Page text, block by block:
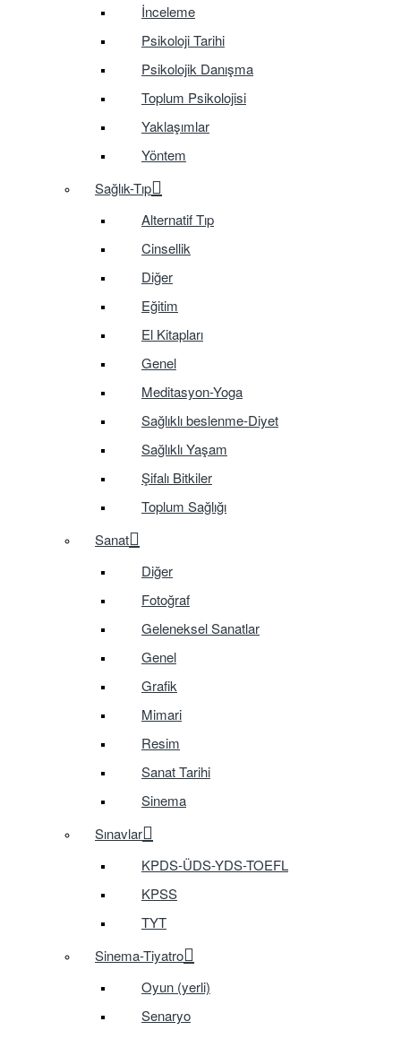
İnceleme
Psikoloji Tarihi
Psikolojik Danışma
Toplum Psikolojisi
Yaklaşımlar
Yöntem
Sağlık-Tıp
Alternatif Tıp
Cinsellik
Diğer
Eğitim
El Kitapları
Genel
Meditasyon-Yoga
Sağlıklı beslenme-Diyet
Sağlıklı Yaşam
Şifalı Bitkiler
Toplum Sağlığı
Sanat
Diğer
Fotoğraf
Geleneksel Sanatlar
Genel
Grafik
Mimari
Resim
Sanat Tarihi
Sinema
Sınavlar
KPDS-ÜDS-YDS-TOEFL
KPSS
TYT
Sinema-Tiyatro
Oyun (yerli)
Senaryo